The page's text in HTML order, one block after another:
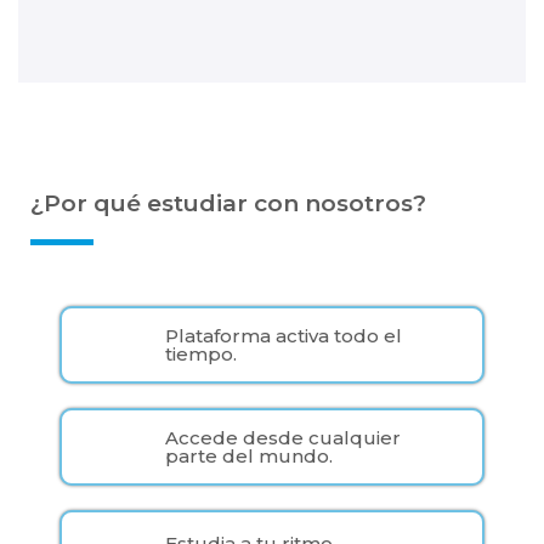
¿Por qué estudiar con nosotros?
Plataforma activa todo el
tiempo.
Accede desde cualquier
parte del mundo.